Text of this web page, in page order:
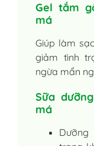
Gel tắm
má
Giúp làm
giảm tình
ngừa mẩn
Sữa
má